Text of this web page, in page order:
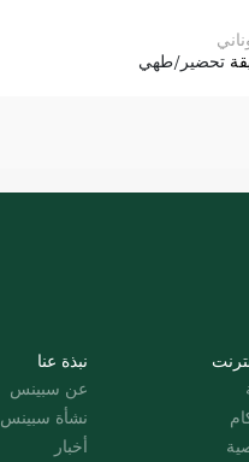
تحضير/طهي
نبذة عنا
عن سبينس
نشأة سبينس
أخبار